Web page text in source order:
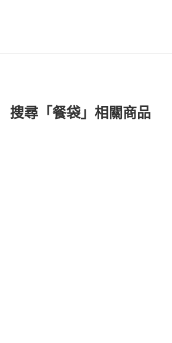
搜尋「餐袋」相關商品